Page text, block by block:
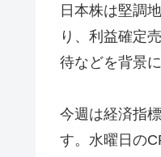
日本株は堅調
り、利益確定
待などを背景
今週は経済指
す。水曜日の